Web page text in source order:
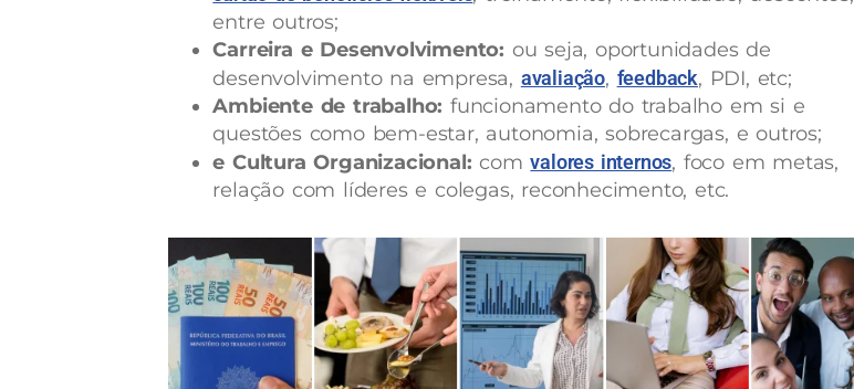
entre outros;
Carreira e Desenvolvimento: ou seja, oportunidades de
desenvolvimento na empresa, avaliação, feedback, PDI, etc;
Ambiente de trabalho: funcionamento do trabalho em si e
questões como bem-estar, autonomia, sobrecargas, e outros;
e Cultura Organizacional: comvalores internos, foco em metas,
relação com líderes e colegas, reconhecimento, etc.